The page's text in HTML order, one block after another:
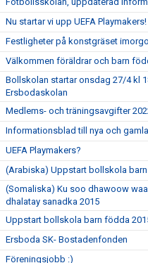
Nu startar vi upp UEFA Playmakers!
Festligheter på konstgräset
Välkommen föräldrar och barn
Bollskolan startar onsdag 27/4 kl
Ersbodaskolan
Medlems- och träningsavgifter
Informationsblad till nya och
UEFA Playmakers?
(Arabiska) Uppstart bollskola
(Somaliska) Ku soo dhawoow
dhalatay sanadka 2015
Uppstart bollskola barn födda
Ersboda SK- Bostadenfonden
Föreningsjobb :)